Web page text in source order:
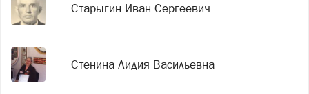
Старыгин Иван Сергеевич
Стенина Лидия Васильевна